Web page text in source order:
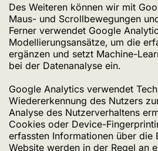
Des Weiteren können wir mit
Maus- und Scrollbewegungen
Ferner verwendet Google
Modellierungsansätze, um die
ergänzen und setzt Machine-
bei der Datenanalyse ein.
Google Analytics verwendet
Wiedererkennung des Nutzers
Analyse des Nutzerverhaltens
Cookies oder Device-
erfassten Informationen über die
Website werden in der Regel an